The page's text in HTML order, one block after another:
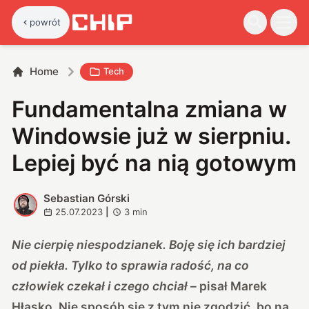
powrót
Home Tech
Fundamentalna zmiana w
Windowsie już w sierpniu.
Lepiej być na nią gotowym
S
Sebastian Górski
25.07.2023 3 min
Nie cierpię niespodzianek. Boję się ich bardziej
od piekła. Tylko to sprawia radość, na co
człowiek czekał i czego chciał– pisał Marek